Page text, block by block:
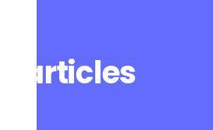
articles